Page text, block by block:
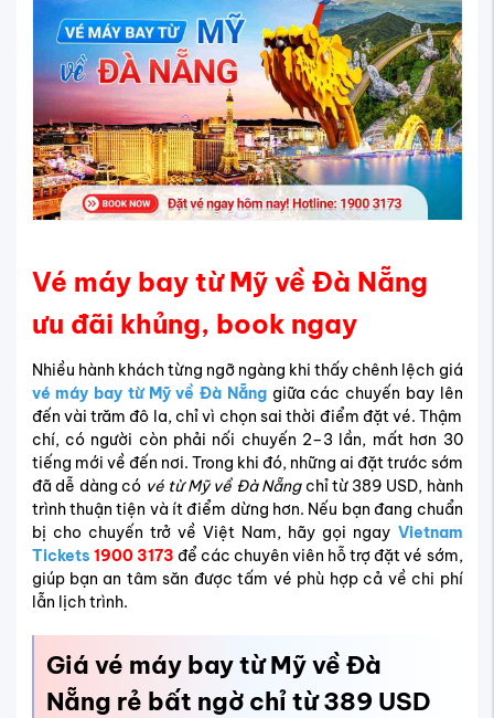
Vé máy bay từ Mỹ về Đà Nẵng
ưu đãi khủng, book ngay
Nhiều hành khách từng ngỡ ngàng khi thấy chênh lệch giá
vé máy bay từ Mỹ về Đà Nẵnggiữa các chuyến bay lên
đến vài trăm đô la, chỉ vì chọn sai thời điểm đặt vé. Thậm
chí, có người còn phải nối chuyến 2–3 lần, mất hơn 30
tiếng mới về đến nơi. Trong khi đó, những ai đặt trước sớm
đã dễ dàng có vé từ Mỹ về Đà Nẵngchỉ từ 389 USD, hành
trình thuận tiện và ít điểm dừng hơn. Nếu bạn đang chuẩn
bị cho chuyến trở về Việt Nam, hãy gọi ngay Vietnam
Tickets 1900 3173 để các chuyên viên hỗ trợ đặt vé sớm,
giúp bạn an tâm săn được tấm vé phù hợp cả về chi phí
lẫn lịch trình.
Giá vé máy bay từ Mỹ về Đà
Nẵng rẻ bất ngờ chỉ từ 389 USD